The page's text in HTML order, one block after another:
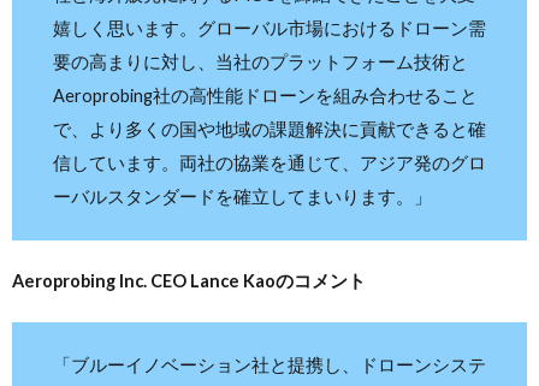
嬉しく思います。グローバル市場におけるドローン需
要の高まりに対し、当社のプラットフォーム技術と
Aeroprobing社の高性能ドローンを組み合わせること
で、より多くの国や地域の課題解決に貢献できると確
信しています。両社の協業を通じて、アジア発のグロ
ーバルスタンダードを確立してまいります。」
Aeroprobing Inc. CEO Lance Kaoのコメント
「ブルーイノベーション社と提携し、ドローンシステ